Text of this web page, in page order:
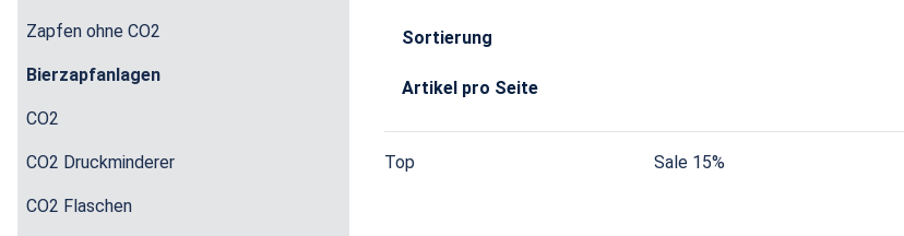
Sortierung
Artikel pro Seite
Top Sale 15%
Zapfen ohne CO2
Bierzapfanlagen
CO2
CO2 Druckminderer
CO2 Flaschen